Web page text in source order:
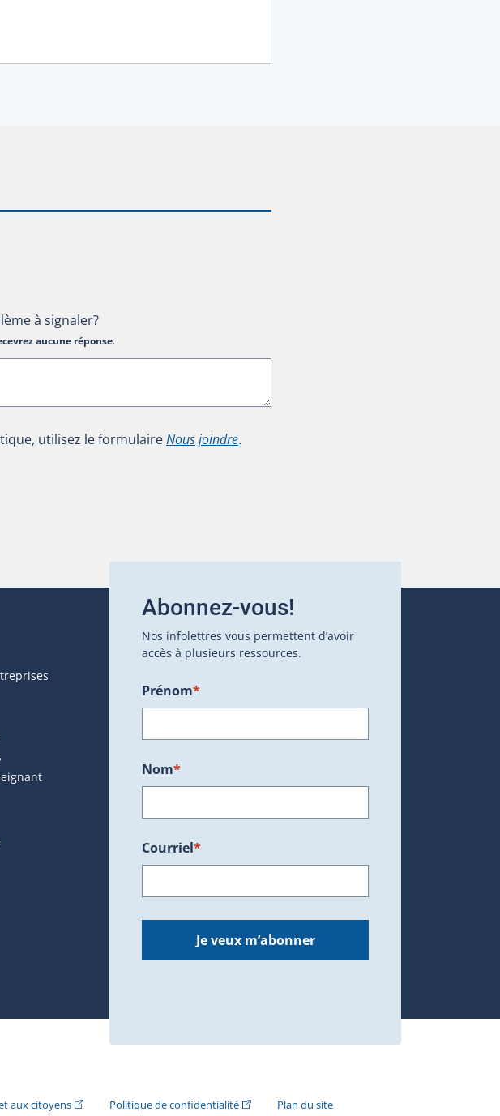
à signaler?
aucune réponse.
utilisez le formulaireNous joindre.
externe s'ouvrira dans une nouvelle fenêtre.)
externe s'ouvrira dans une nouvelle fenêtre.)
Abonnez-vous!
Nos infolettres vous permettent d’avoir
accès à plusieurs ressources.
Prénom*
Nom*
Courriel*
Je veux m’abonner
fenêtre.)
aux citoyens(Cet hyperlien externe s'ouvrira dans une nouvelle fenêtre.)
Politique de confidentialité(Cet hyperlien externe s'ouvrira dans une nouvelle
Plan du site